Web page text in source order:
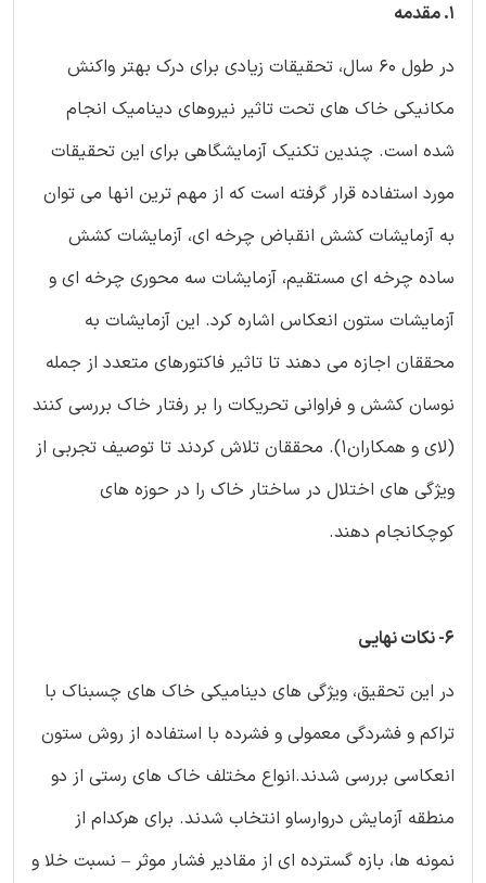
1. مقدمه
در طول 60 سال، تحقیقات زیادی برای درک بهتر واکنش
مکانیکی خاک های تحت تاثیر نیروهای دینامیک انجام
شده است. چندین تکنیک آزمایشگاهی برای این تحقیقات
مورد استفاده قرار گرفته است که از مهم ترین انها می توان
به آزمایشات کشش انقباض چرخه ای، آزمایشات کشش
ساده چرخه ای مستقیم، آزمایشات سه محوری چرخه ای و
آزمایشات ستون انعکاس اشاره کرد. این آزمایشات به
محققان اجازه می دهند تا تاثیر فاکتورهای متعدد از جمله
نوسان کشش و فراوانی تحریکات را بر رفتار خاک بررسی کنند
(لای و همکاران1). محققان تلاش کردند تا توصیف تجربی از
ویژگی های اختلال در ساختار خاک را در حوزه های
کوچکانجام دهند.
6- نکات نهایی
در این تحقیق، ویژگی های دینامیکی خاک های چسبناک با
تراکم و فشردگی معمولی و فشرده با استفاده از روش ستون
انعکاسی بررسی شدند.انواع مختلف خاک های رستی از دو
منطقه آزمایش دروارساو انتخاب شدند. برای هرکدام از
نمونه ها، بازه گسترده ای از مقادیر فشار موثر – نسبت خلا و